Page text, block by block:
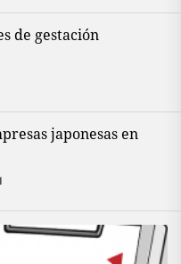
de gestación
japonesas en